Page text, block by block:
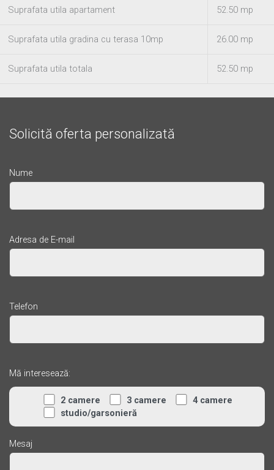
Suprafata utila apartament 52.50 mp
Suprafata utila gradina cu terasa 10mp 26.00 mp
Suprafata utila totala 52.50 mp
Solicită oferta personalizată
Nume
Adresa de E-mail
Telefon
Mă interesează:
2 camere 3 camere
4 camere
studio/garsonieră
Mesaj